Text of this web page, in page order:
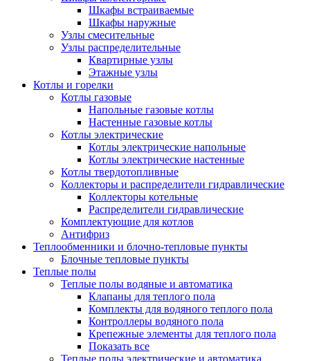
Шкафы встраиваемые
Шкафы наружные
Узлы смесительные
Узлы распределительные
Квартирные узлы
Этажные узлы
Котлы и горелки
Котлы газовые
Напольные газовые котлы
Настенные газовые котлы
Котлы электрические
Котлы электрические напольные
Котлы электрические настенные
Котлы твердотопливные
Коллекторы и распределители гидравлические
Коллекторы котельные
Распределители гидравлические
Комплектующие для котлов
Антифриз
Теплообменники и блочно-тепловые пункты
Блочные тепловые пункты
Теплые полы
Теплые полы водяные и автоматика
Клапаны для теплого пола
Комплекты для водяного теплого пола
Контроллеры водяного пола
Крепежные элементы для теплого пола
Показать все
Теплые полы электрические и автоматика